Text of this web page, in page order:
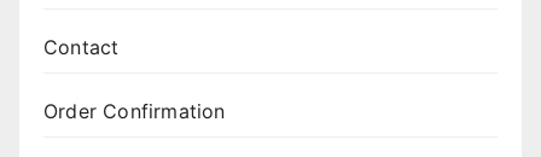
Contact
Order Confirmation